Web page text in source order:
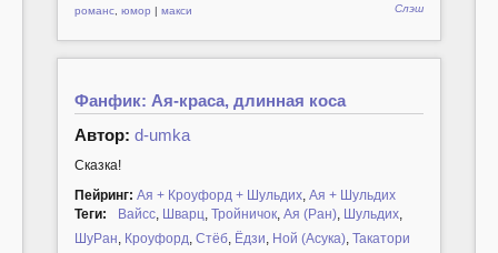
романс юмор | макси Слэш
Фанфик: Ая-краса, длинная коса
Автор: d-umka
Сказка!
Пейринг: Ая + Кроуфорд + Шульдих Ая + Шульдих
Теги:
Вайсс Шварц Тройничок Ая (Ран) Шульдих
ШуРан Кроуфорд Стёб Ёдзи Ной (Асука) Такатори